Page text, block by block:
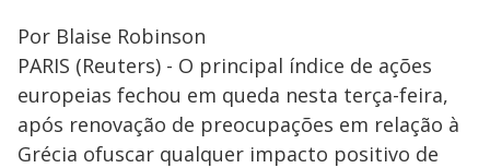
Por Blaise Robinson
PARIS (Reuters) - O principal índice de ações
europeias fechou em queda nesta terça-feira,
após renovação de preocupações em relação à
Grécia ofuscar qualquer impacto positivo de